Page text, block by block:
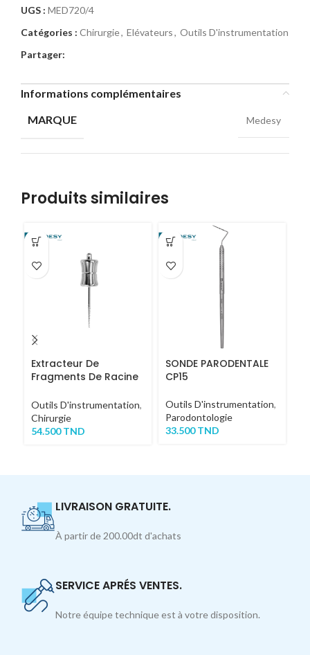
UGS : MED720/4
Catégories : Chirurgie, Elévateurs, Outils D'instrumentation
Partager:
Informations complémentaires
MARQUE
Medesy
Produits similaires
Extracteur De
Fragments De Racine
Outils D'instrumentation,
Chirurgie
54.500TND
SONDE PARODENTALE
CP15
Outils D'instrumentation,
Parodontologie
33.500TND
LIVRAISON GRATUITE.
À partir de 200.00dt d'achats
SERVICE APRÉS VENTES.
Notre équipe technique est à votre disposition.